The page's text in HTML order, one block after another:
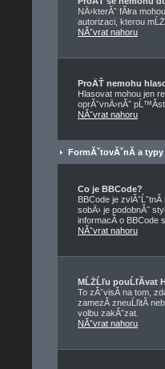
NÄ›kterĂˇ fĂłra
autorizaci, kterou
NĂˇvrat nahoru
ProÄŤ nemohu
Hlasovat mohou jen
oprĂˇvnÄ›nĂ˝
NĂˇvrat nahoru
FormĂˇtovĂˇnĂ­ a
Co je BBCode?
BBCode je
sobÄ› je podobnĂ˝
informacĂ­ o BBCode
NĂˇvrat nahoru
MĹŻĹľu pouĹľĂ­vat
To zĂˇvisĂ­ na tom,
zamezĂ­ zneuĹľitĂ­
volbu zakĂˇzat.
NĂˇvrat nahoru